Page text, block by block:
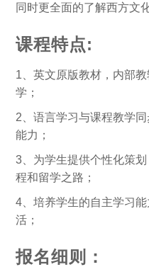
同时更全面的了解西方文
课程特点:
1、英文原版教材，内部
学；
2、语言学习与课程教学
能力；
3、为学生提供个性化策
程和留学之路；
4、培养学生的自主学习
活；
报名细则：